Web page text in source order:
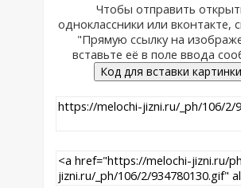
Чтобы отправить
одноклассники или вконтакте,
"Прямую ссылку на
вставьте её в поле ввода
Код для вставки